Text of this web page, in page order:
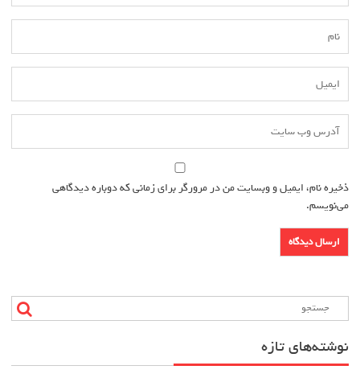
ذخیره نام، ایمیل و وبسایت من در مرورگر برای زمانی که دوباره دیدگاهی
می‌نویسم.
نوشته‌های تازه